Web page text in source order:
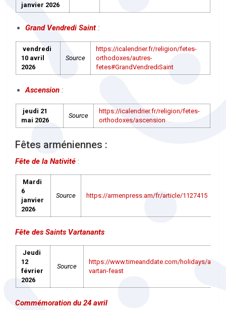
janvier 2026
Grand Vendredi Saint:
vendredi
10 avril
2026
Source
https://icalendrier.fr/religion/fetes-
orthodoxes/autres-
fetes#GrandVendrediSaint
Ascension :
jeudi 21
mai 2026
Source
https://icalendrier.fr/religion/fetes-
orthodoxes/ascension
Fêtes arméniennes :
Fête de la Nativité :
Mardi
6
janvier
2026
Source https://armenpress.am/fr/article/1127415
Fête des Saints Vartanants
Jeudi
12
février
2026
Source
https://www.timeanddate.com/holidays/
vartan-feast
Commémoration du 24 avril